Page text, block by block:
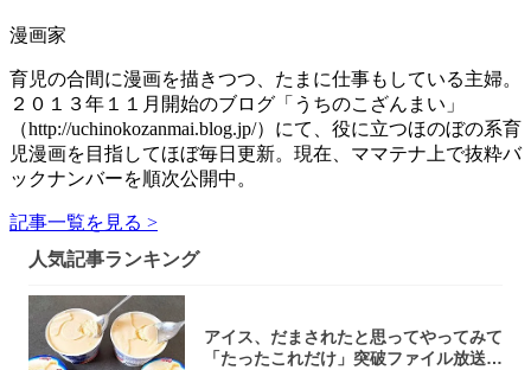
漫画家
育児の合間に漫画を描きつつ、たまに仕事もしている主婦。
２０１３年１１月開始のブログ「うちのこざんまい」
（http://uchinokozanmai.blog.jp/）にて、役に立つほのぼの系育
児漫画を目指してほぼ毎日更新。現在、ママテナ上で抜粋バ
ックナンバーを順次公開中。
記事一覧を見る >
人気記事ランキング
アイス、だまされたと思ってやってみて
「たったこれだけ」突破ファイル放送で